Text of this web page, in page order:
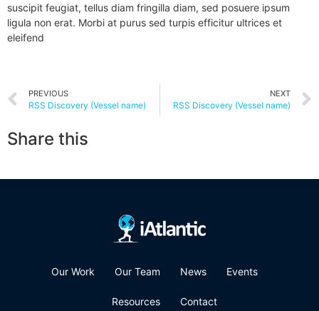
suscipit feugiat, tellus diam fringilla diam, sed posuere ipsum
ligula non erat. Morbi at purus sed turpis efficitur ultrices et
eleifend
PREVIOUS
RSS Discovery (Vessel name)
NEXT
RSS Discovery (Vessel name)
Share this
Our Work Our Team News Events
Resources Contact